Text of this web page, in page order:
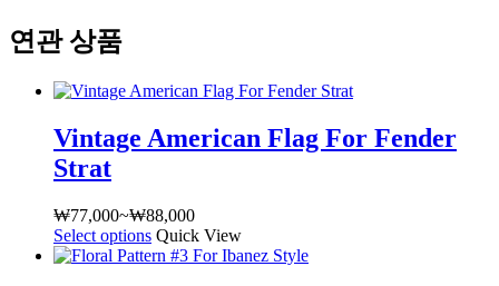
연관 상품
Vintage American Flag For Fender
Strat
₩77,000~₩88,000가
격
범
Select options 여
러
Quick View